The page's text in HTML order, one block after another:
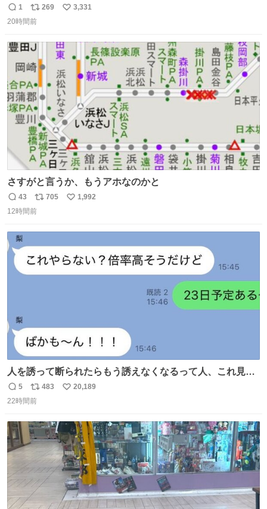
い
返
信
1
リ
ポ
ト
数
269
い
数
3,331
20時間前
さすがと言うか、もうアホなのかと
返
信
43
リ
ポ
数
705
い
1,992
12時間前
人を誘って断られたらもう誘えなくなるって人、これ見て
元気出してほしい
返
信
5
リ
ポ
ト
数
483
い
数
20,189
22時間前